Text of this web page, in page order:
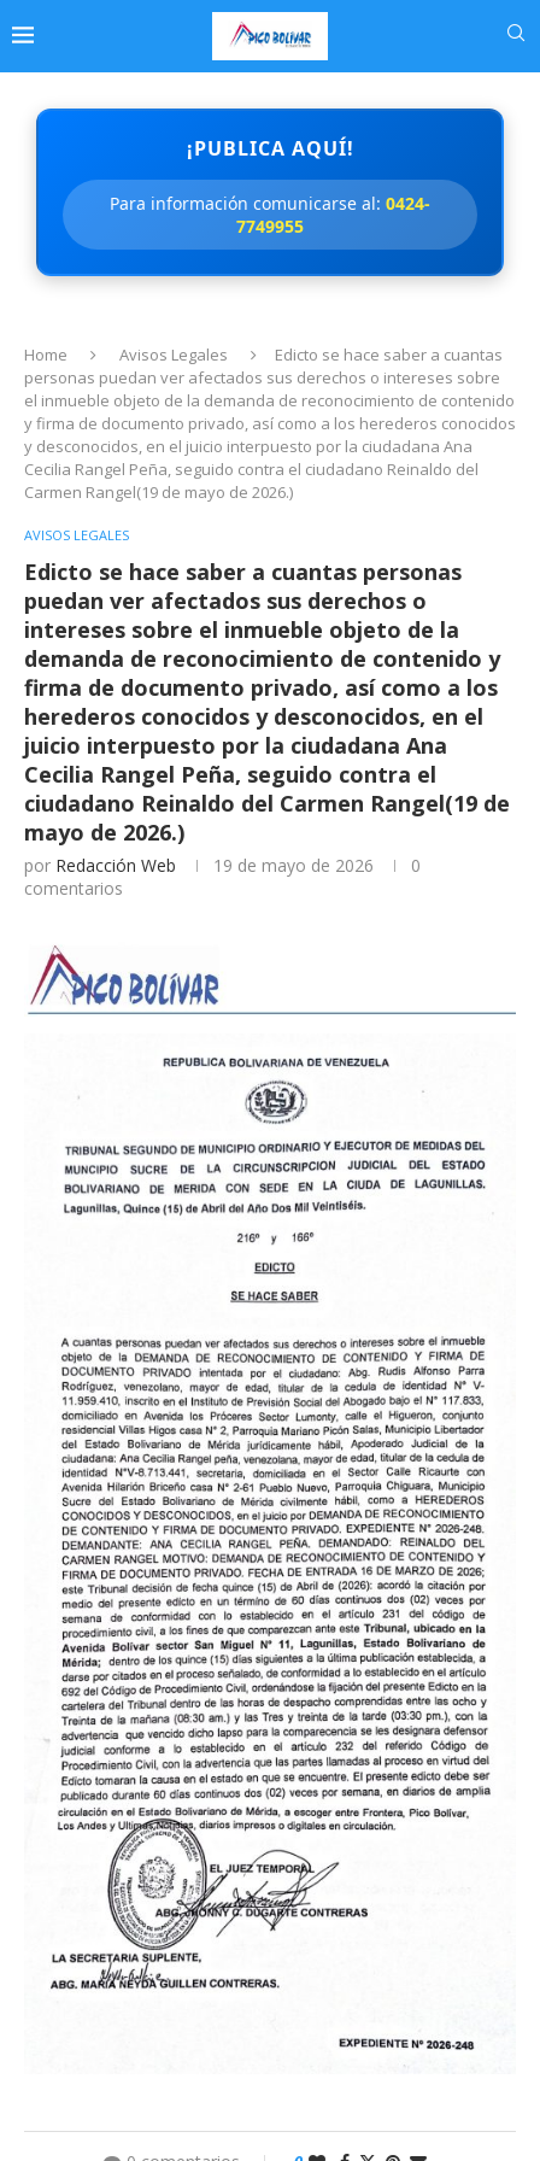
¡PUBLICA AQUÍ!
Para información comunicarse al: 0424-
7749955
Home Avisos Legales
Edicto se hace saber a cuantas
personas puedan ver afectados sus derechos o intereses sobre
el inmueble objeto de la demanda de reconocimiento de contenido
y firma de documento privado, así como a los herederos conocidos
y desconocidos, en el juicio interpuesto por la ciudadana Ana
Cecilia Rangel Peña, seguido contra el ciudadano Reinaldo del
Carmen Rangel(19 de mayo de 2026.)
AVISOS LEGALES
Edicto se hace saber a cuantas personas
puedan ver afectados sus derechos o
intereses sobre el inmueble objeto de la
demanda de reconocimiento de contenido y
firma de documento privado, así como a los
herederos conocidos y desconocidos, en el
juicio interpuesto por la ciudadana Ana
Cecilia Rangel Peña, seguido contra el
ciudadano Reinaldo del Carmen Rangel(19 de
mayo de 2026.)
por Redacción Web 19 de mayo de 2026
0
comentarios